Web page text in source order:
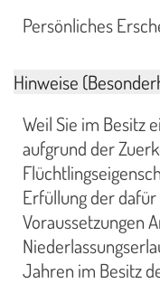
Persönliches
Hinweise
Weil Sie im Besitz
aufgrund der
Erfüllung der
Voraussetzungen
Jahren im Besitz